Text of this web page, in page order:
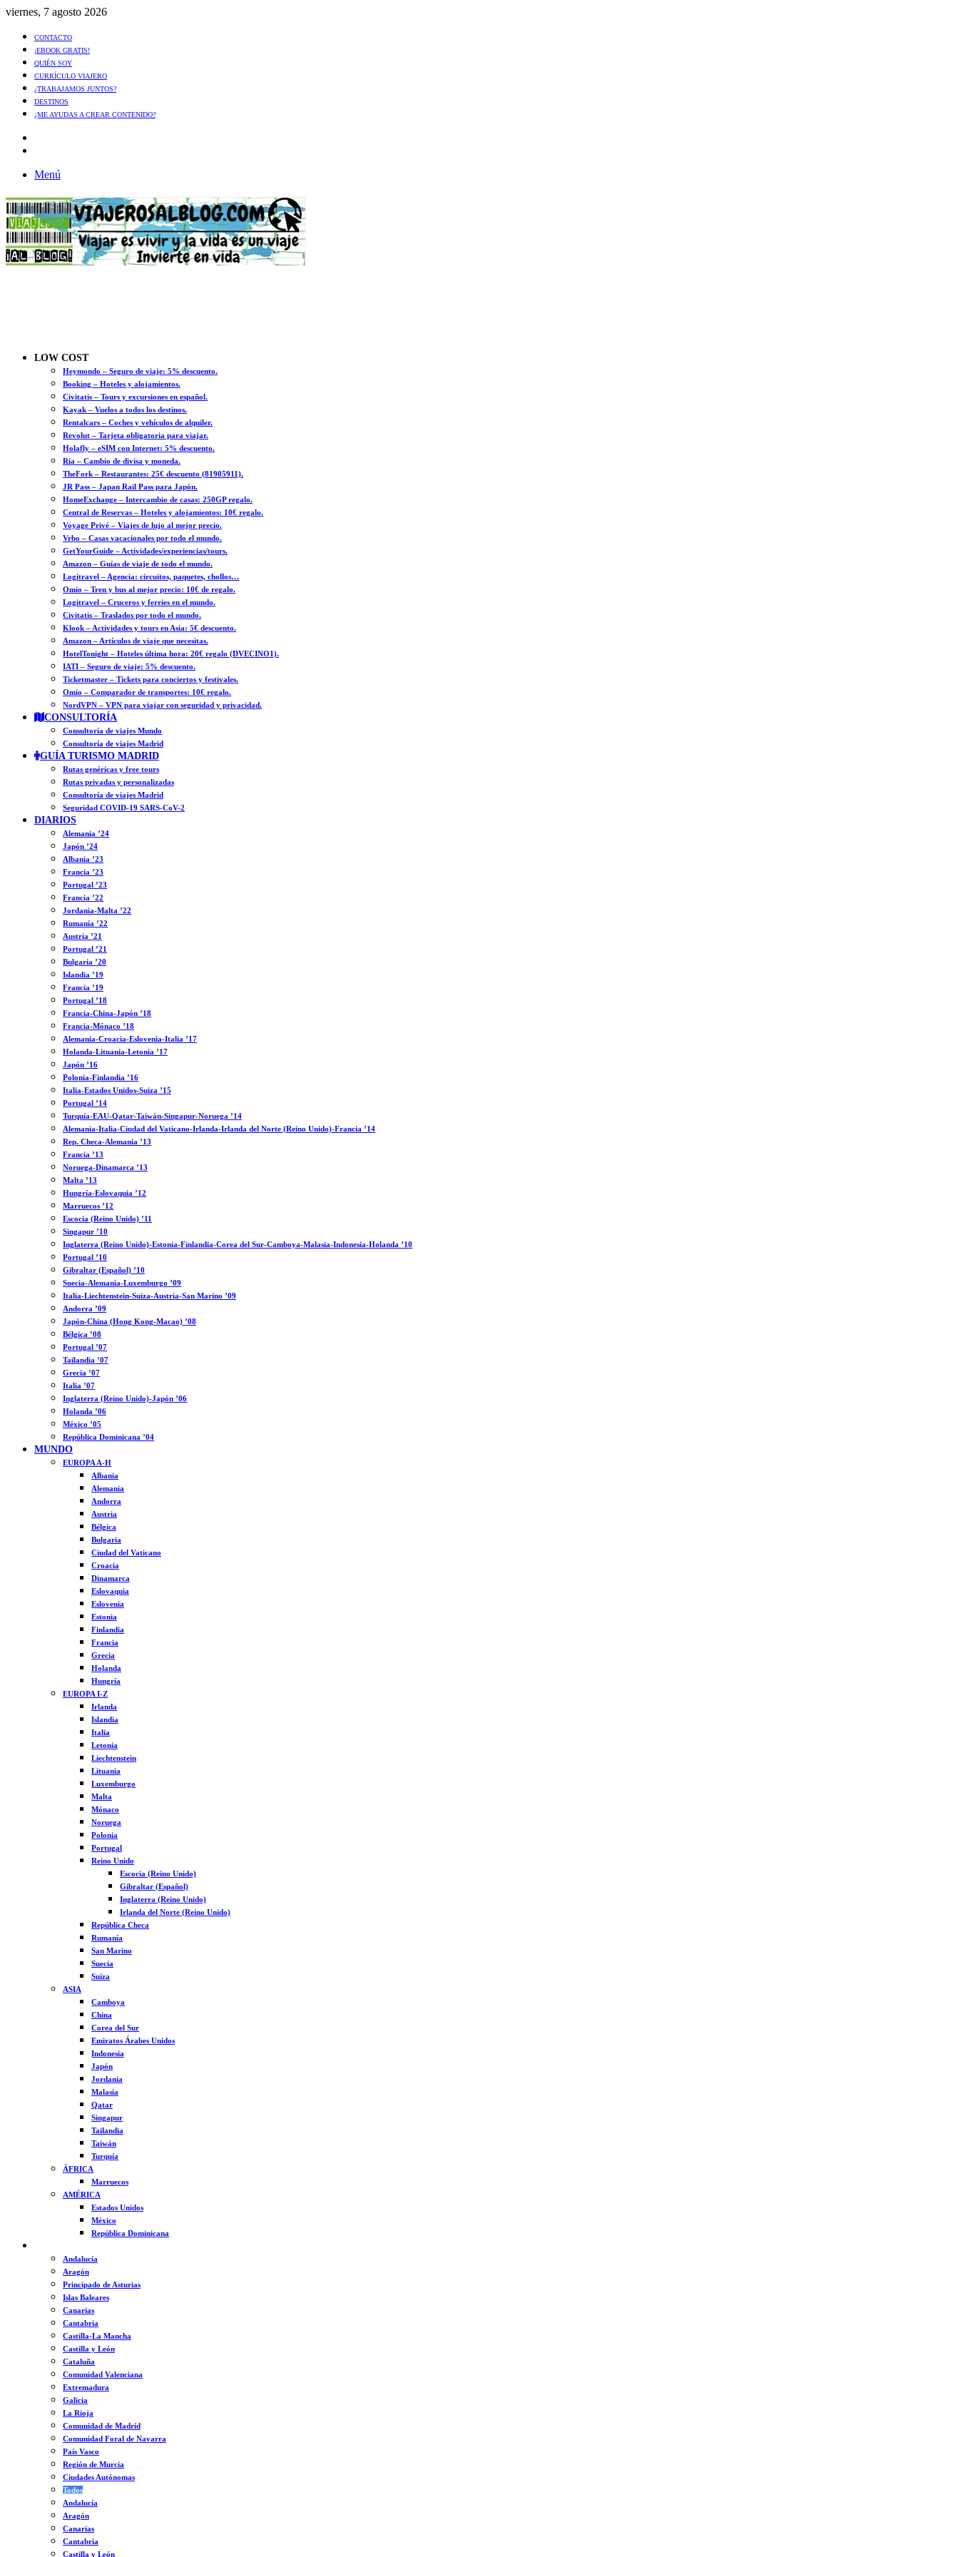
viernes, 7 agosto 2026
CONTACTO
¡EBOOK GRATIS!
QUIÉN SOY
CURRÍCULO VIAJERO
¿TRABAJAMOS JUNTOS?
DESTINOS
¿ME AYUDAS A CREAR CONTENIDO?
Menú
LOW COST
Heymondo – Seguro de viaje: 5% descuento.
Booking – Hoteles y alojamientos.
Civitatis – Tours y excursiones en español.
Kayak – Vuelos a todos los destinos.
Rentalcars – Coches y vehículos de alquiler.
Revolut – Tarjeta obligatoria para viajar.
Holafly – eSIM con Internet: 5% descuento.
Ria – Cambio de divisa y moneda.
TheFork – Restaurantes: 25€ descuento (81905911).
JR Pass – Japan Rail Pass para Japón.
HomeExchange – Intercambio de casas: 250GP regalo.
Central de Reservas – Hoteles y alojamientos: 10€ regalo.
Voyage Privé – Viajes de lujo al mejor precio.
Vrbo – Casas vacacionales por todo el mundo.
GetYourGuide – Actividades/experiencias/tours.
Amazon – Guías de viaje de todo el mundo.
Logitravel – Agencia: circuitos, paquetes, chollos…
Omio – Tren y bus al mejor precio: 10€ de regalo.
Logitravel – Cruceros y ferries en el mundo.
Civitatis – Traslados por todo el mundo.
Klook – Actividades y tours en Asia: 5€ descuento.
Amazon – Artículos de viaje que necesitas.
HotelTonight – Hoteles última hora: 20€ regalo (DVECINO1).
IATI – Seguro de viaje: 5% descuento.
Ticketmaster – Tickets para conciertos y festivales.
Omio – Comparador de transportes: 10€ regalo.
NordVPN – VPN para viajar con seguridad y privacidad.
CONSULTORÍA
Consultoría de viajes Mundo
Consultoría de viajes Madrid
GUÍA TURISMO MADRID
Rutas genéricas y free tours
Rutas privadas y personalizadas
Consultoría de viajes Madrid
Seguridad COVID-19 SARS-CoV-2
DIARIOS
Alemania ’24
Japón ’24
Albania ’23
Francia ’23
Portugal ’23
Francia ’22
Jordania-Malta ’22
Rumanía ’22
Austria ’21
Portugal ’21
Bulgaria ’20
Islandia ’19
Francia ’19
Portugal ’18
Francia-China-Japón ’18
Francia-Mónaco ’18
Alemania-Croacia-Eslovenia-Italia ’17
Holanda-Lituania-Letonia ’17
Japón ’16
Polonia-Finlandia ’16
Italia-Estados Unidos-Suiza ’15
Portugal ’14
Turquía-EAU-Qatar-Taiwán-Singapur-Noruega ’14
Alemania-Italia-Ciudad del Vaticano-Irlanda-Irlanda del Norte (Reino Unido)-Francia ’14
Rep. Checa-Alemania ’13
Francia ’13
Noruega-Dinamarca ’13
Malta ’13
Hungría-Eslovaquia ’12
Marruecos ’12
Escocia (Reino Unido) ’11
Singapur ’10
Inglaterra (Reino Unido)-Estonia-Finlandia-Corea del Sur-Camboya-Malasia-Indonesia-Holanda ’10
Portugal ’10
Gibraltar (Español) ’10
Suecia-Alemania-Luxemburgo ’09
Italia-Liechtenstein-Suiza-Austria-San Marino ’09
Andorra ’09
Japón-China (Hong Kong-Macao) ’08
Bélgica ’08
Portugal ’07
Tailandia ’07
Grecia ’07
Italia ’07
Inglaterra (Reino Unido)-Japón ’06
Holanda ’06
México ’05
República Dominicana ’04
MUNDO
EUROPA A-H
Albania
Alemania
Andorra
Austria
Bélgica
Bulgaria
Ciudad del Vaticano
Croacia
Dinamarca
Eslovaquia
Eslovenia
Estonia
Finlandia
Francia
Grecia
Holanda
Hungría
EUROPA I-Z
Irlanda
Islandia
Italia
Letonia
Liechtenstein
Lituania
Luxemburgo
Malta
Mónaco
Noruega
Polonia
Portugal
Reino Unido
Escocia (Reino Unido)
Gibraltar (Español)
Inglaterra (Reino Unido)
Irlanda del Norte (Reino Unido)
República Checa
Rumanía
San Marino
Suecia
Suiza
ASIA
Camboya
China
Corea del Sur
Emiratos Árabes Unidos
Indonesia
Japón
Jordania
Malasia
Qatar
Singapur
Tailandia
Taiwán
Turquía
ÁFRICA
Marruecos
AMÉRICA
Estados Unidos
México
República Dominicana
Andalucía
Aragón
Principado de Asturias
Islas Baleares
Canarias
Cantabria
Castilla-La Mancha
Castilla y León
Cataluña
Comunidad Valenciana
Extremadura
Galicia
La Rioja
Comunidad de Madrid
Comunidad Foral de Navarra
País Vasco
Región de Murcia
Ciudades Autónomas
Todos
Andalucía
Aragón
Canarias
Cantabria
Castilla y León